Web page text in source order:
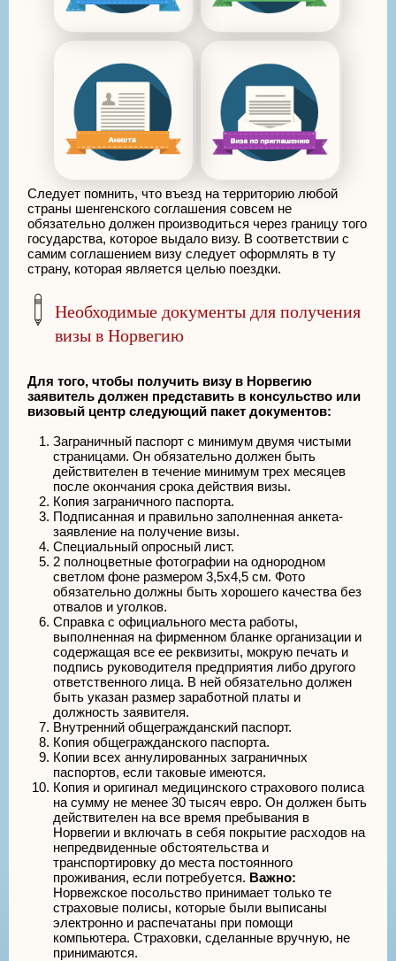
Следует помнить, что въезд на территорию любой
страны шенгенского соглашения совсем не
обязательно должен производиться через границу того
государства, которое выдало визу. В соответствии с
самим соглашением визу следует оформлять в ту
страну, которая является целью поездки.
Необходимые документы для получения
визы в Норвегию
Для того, чтобы получить визу в Норвегию
заявитель должен представить в консульство или
визовый центр следующий пакет документов:
Заграничный паспорт с минимум двумя чистыми
страницами. Он обязательно должен быть
действителен в течение минимум трех месяцев
после окончания срока действия визы.
Копия заграничного паспорта.
Подписанная и правильно заполненная анкета-
заявление на получение визы.
Специальный опросный лист.
2 полноцветные фотографии на однородном
светлом фоне размером 3,5х4,5 см. Фото
обязательно должны быть хорошего качества без
отвалов и уголков.
Справка с официального места работы,
выполненная на фирменном бланке организации и
содержащая все ее реквизиты, мокрую печать и
подпись руководителя предприятия либо другого
ответственного лица. В ней обязательно должен
быть указан размер заработной платы и
должность заявителя.
Внутренний общегражданский паспорт.
Копия общегражданского паспорта.
Копии всех аннулированных заграничных
паспортов, если таковые имеются.
Копия и оригинал медицинского страхового полиса
на сумму не менее 30 тысяч евро. Он должен быть
действителен на все время пребывания в
Норвегии и включать в себя покрытие расходов на
непредвиденные обстоятельства и
транспортировку до места постоянного
проживания, если потребуется. Важно:
Норвежское посольство принимает только те
страховые полисы, которые были выписаны
электронно и распечатаны при помощи
компьютера. Страховки, сделанные вручную, не
принимаются.